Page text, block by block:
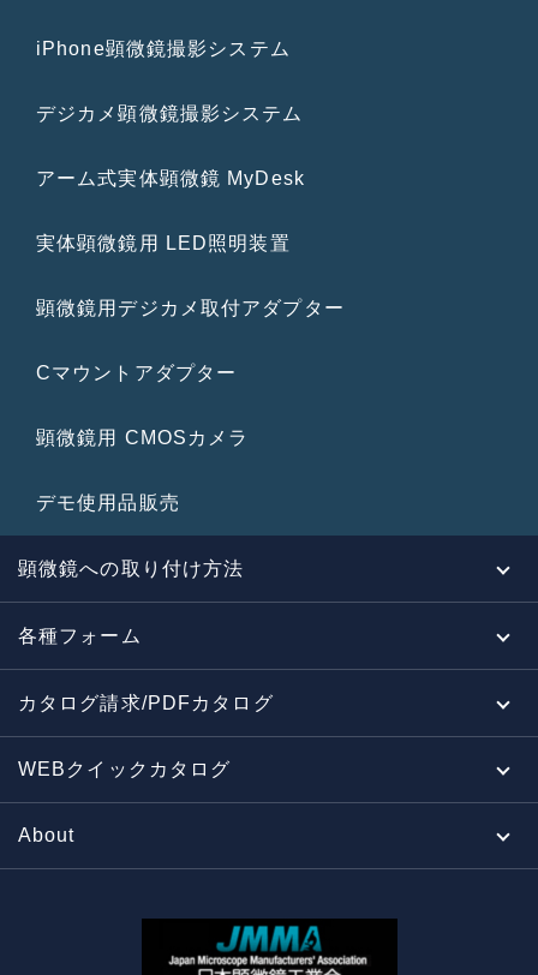
iPhone顕微鏡撮影システム
デジカメ顕微鏡撮影システム
アーム式実体顕微鏡 MyDesk
実体顕微鏡用 LED照明装置
顕微鏡用デジカメ取付アダプター
Cマウントアダプター
顕微鏡用 CMOSカメラ
デモ使用品販売
顕微鏡への取り付け方法
各種フォーム
カタログ請求/PDFカタログ
WEBクイックカタログ
About